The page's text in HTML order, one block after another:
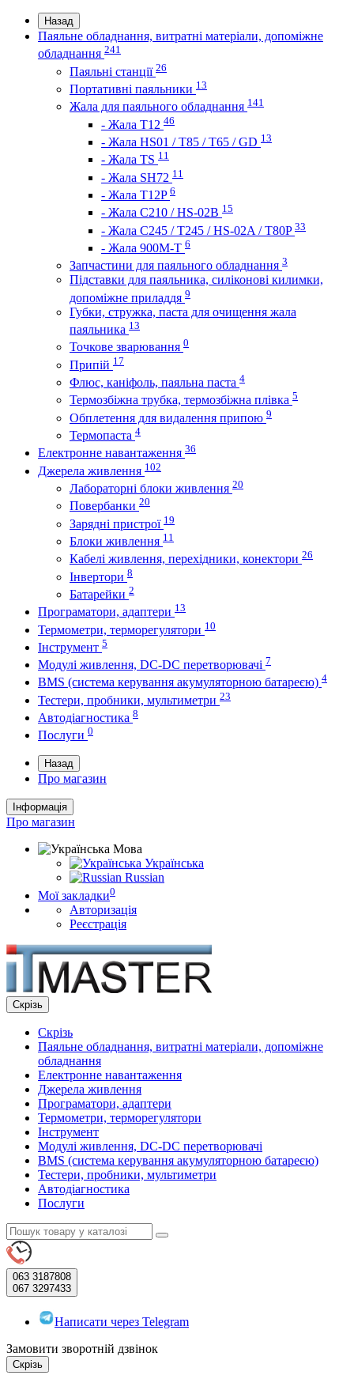
Назад
Паяльне обладнання, витратні матеріали, допоміжне
обладнання 241
Паяльні станції 26
Портативні паяльники 13
Жала для паяльного обладнання 141
- Жала Т12 46
- Жала HS01 / T85 / T65 / GD 13
- Жала TS 11
- Жала SH72 11
- Жала T12P 6
- Жала C210 / HS-02B 15
- Жала C245 / T245 / HS-02A / T80P 33
- Жала 900M-T 6
Запчастини для паяльного обладнання 3
Підставки для паяльника, силіконові килимки,
допоміжне приладдя 9
Губки, стружка, паста для очищення жала
паяльника 13
Точкове зварювання 0
Припій 17
Флюс, каніфоль, паяльна паста 4
Термозбіжна трубка, термозбіжна плівка 5
Обплетення для видалення припою 9
Термопаста 4
Електронне навантаження 36
Джерела живлення 102
Лабораторні блоки живлення 20
Повербанки 20
Зарядні пристрої 19
Блоки живлення 11
Кабелі живлення, перехідники, конектори 26
Інвертори 8
Батарейки 2
Програматори, адаптери 13
Термометри, терморегулятори 10
Інструмент 5
Модулі живлення, DC-DC перетворювачі 7
BMS (система керування акумуляторною батареєю) 4
Тестери, пробники, мультиметри 23
Автодіагностика 8
Послуги 0
Назад
Про магазин
Інформація
Про магазин
Мова
Українська
Russian
Мої закладки0
Авторизація
Реєстрація
Скрізь
Скрізь
Паяльне обладнання, витратні матеріали, допоміжне
обладнання
Електронне навантаження
Джерела живлення
Програматори, адаптери
Термометри, терморегулятори
Інструмент
Модулі живлення, DC-DC перетворювачі
BMS (система керування акумуляторною батареєю)
Тестери, пробники, мультиметри
Автодіагностика
Послуги
063 3187808
067 3297433
Написати через Telegram
Замовити зворотній дзвінок
Скрізь